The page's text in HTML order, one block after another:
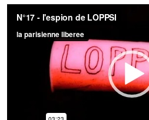
Lecteur
vidéo